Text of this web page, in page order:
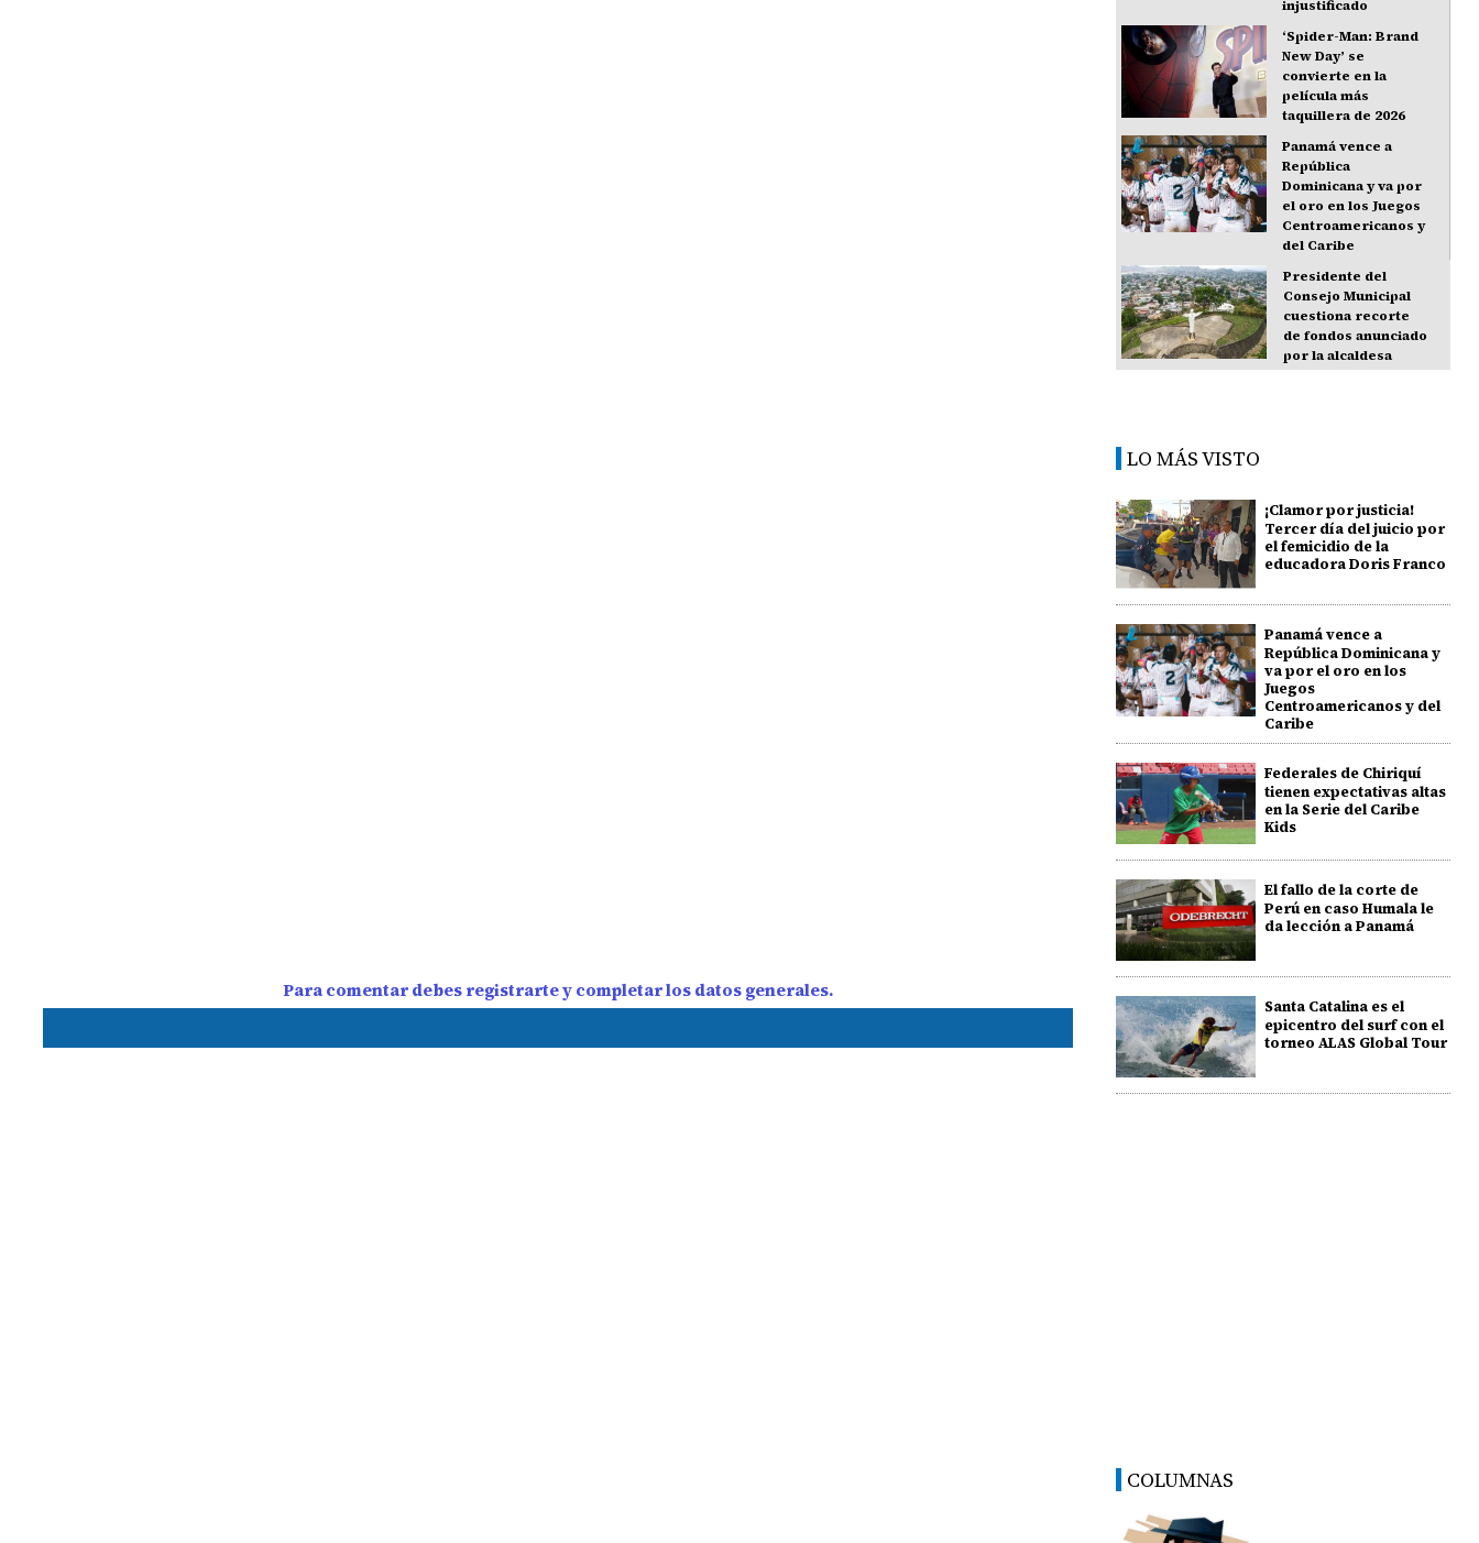
Para comentar debes registrarte y completar los datos generales.
injustificado
‘Spider-Man: Brand
New Day’ se
convierte en la
película más
taquillera de 2026
Panamá vence a
República
Dominicana y va por
el oro en los Juegos
Centroamericanos y
del Caribe
Presidente del
Consejo Municipal
cuestiona recorte
de fondos anunciado
por la alcaldesa
LO MÁS VISTO
¡Clamor por justicia!
Tercer día del juicio por
el femicidio de la
educadora Doris Franco
Panamá vence a
República Dominicana y
va por el oro en los
Juegos
Centroamericanos y del
Caribe
Federales de Chiriquí
tienen expectativas altas
en la Serie del Caribe
Kids
El fallo de la corte de
Perú en caso Humala le
da lección a Panamá
Santa Catalina es el
epicentro del surf con el
torneo ALAS Global Tour
COLUMNAS